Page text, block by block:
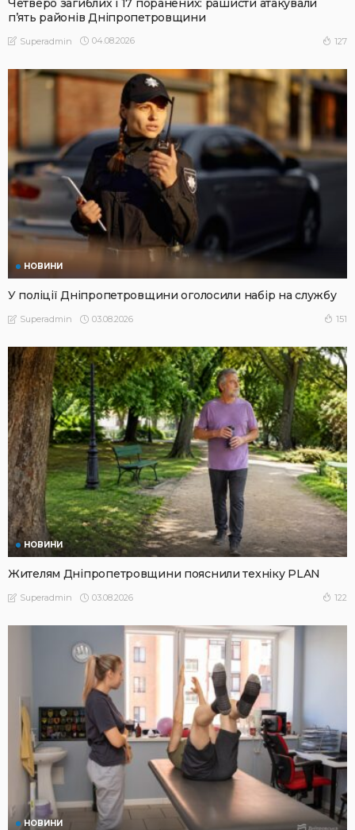
Четверо загиблих і 17 поранених: рашисти атакували
п’ять районів Дніпропетровщини
Superadmin 04.08.2026 127
НОВИНИ
У поліції Дніпропетровщини оголосили набір на службу
Superadmin 03.08.2026 151
НОВИНИ
Жителям Дніпропетровщини пояснили техніку PLAN
Superadmin 03.08.2026 122
НОВИНИ